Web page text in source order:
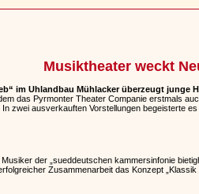
Musiktheater weckt
im Uhlandbau Mühlacker überzeugt junge
das Pyrmonter Theater Companie erstmals
zwei ausverkauften Vorstellungen begeisterte
der „sueddeutschen kammersinfonie
Zusammenarbeit das Konzept „Klassik